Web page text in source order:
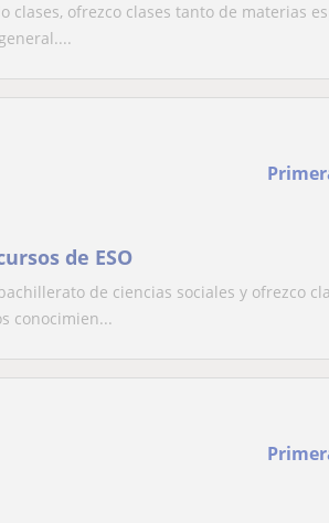
clases, ofrezco clases tanto de materias
de ESO
de ciencias sociales y ofrezco
conocimien...